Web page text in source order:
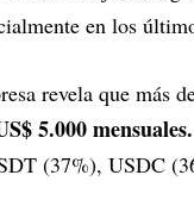
en los
revela que más
5.000 mensuales.
(37%), USDC